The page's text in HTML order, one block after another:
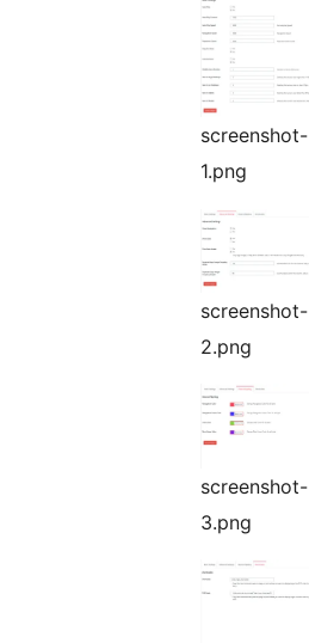
screenshot-
1.png
screenshot-
2.png
screenshot-
3.png